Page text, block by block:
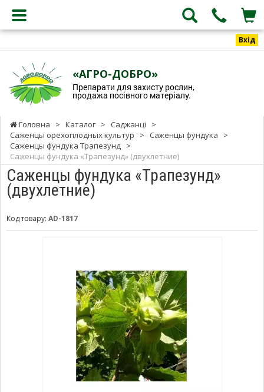
Вхід
«АГРО-ДОБРО»
Препарати для захисту рослин,
продажа посівного матеріалу.
Головна > Каталог > Саджанці
>
Саженцы орехоплодных культур
> Саженцы фундука
>
Саженцы фундука Трапезунд
>
Саженцы фундука «Трапезунд» (двухлетние)
Саженцы фундука «Трапезунд»
(двухлетние)
Код товару: AD-1817